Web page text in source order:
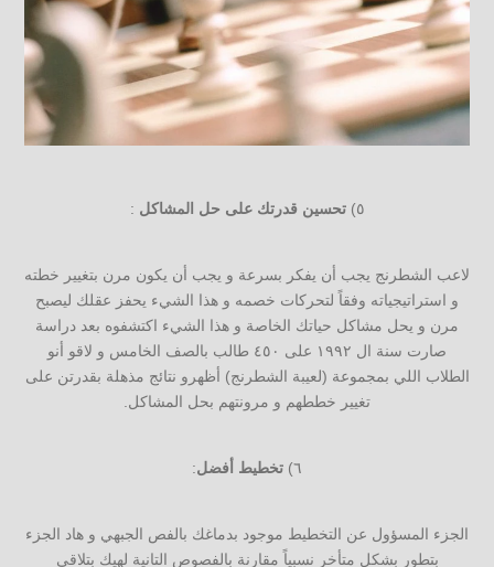
٥) تحسين قدرتك على حل المشاكل :
لاعب الشطرنج يجب أن يفكر بسرعة و يجب أن يكون مرن بتغيير خطته
و استراتيجياته وفقاً لتحركات خصمه و هذا الشيء يحفز عقلك ليصبح
مرن و يحل مشاكل حياتك الخاصة و هذا الشيء اكتشفوه بعد دراسة
صارت سنة ال ١٩٩٢ على ٤٥٠ طالب بالصف الخامس و لاقو أنو
الطلاب اللي بمجموعة (لعيبة الشطرنج) أظهرو نتائج مذهلة بقدرتن على
تغيير خططهم و مرونتهم بحل المشاكل.
٦) تخطيط أفضل:
الجزء المسؤول عن التخطيط موجود بدماغك بالفص الجبهي و هاد الجزء
بتطور بشكل متأخر نسبياً مقارنة بالفصوص التانية لهيك بتلاقي